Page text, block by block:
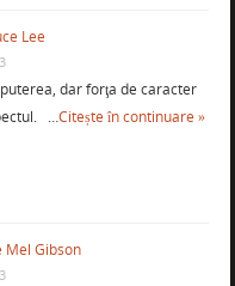
Lee
dar forţa de caracter
…Citește în continuare »
Mel Gibson